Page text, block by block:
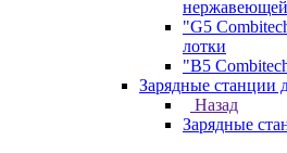
нержавеющей
"G5
лотки
"B5
Зарядные станции
Назад
Зарядные